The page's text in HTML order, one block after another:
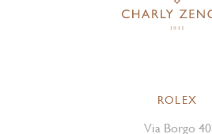
ROLEX
Via Borgo 40